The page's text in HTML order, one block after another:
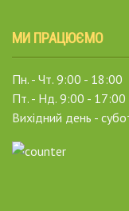
МИ ПРАЦЮЄМО
Пн. - Чт. 9:00 - 18:00
Пт. - Нд. 9:00 - 17:00
Вихідний день -